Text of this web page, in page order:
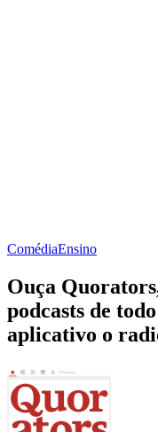
ComédiaEnsino
Ouça
podcasts de
aplicativo o